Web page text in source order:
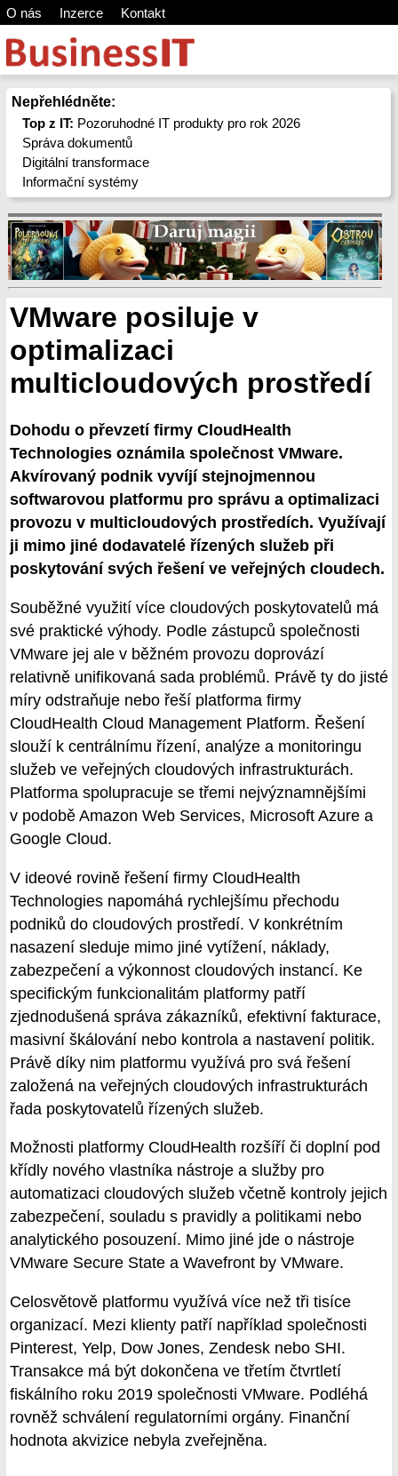
O nás Inzerce Kontakt
Nepřehlédněte:
Top z IT: Pozoruhodné IT produkty pro rok 2026
Správa dokumentů
Digitální transformace
Informační systémy
VMware posiluje v
optimalizaci
multicloudových prostředí
Dohodu o převzetí firmy CloudHealth
Technologies oznámila společnost VMware.
Akvírovaný podnik vyvíjí stejnojmennou
softwarovou platformu pro správu a optimalizaci
provozu v multicloudových prostředích. Využívají
ji mimo jiné dodavatelé řízených služeb při
poskytování svých řešení ve veřejných cloudech.
Souběžné využití více cloudových poskytovatelů má
své praktické výhody. Podle zástupců společnosti
VMware jej ale v běžném provozu doprovází
relativně unifikovaná sada problémů. Právě ty do jisté
míry odstraňuje nebo řeší platforma firmy
CloudHealth Cloud Management Platform. Řešení
slouží k centrálnímu řízení, analýze a monitoringu
služeb ve veřejných cloudových infrastrukturách.
Platforma spolupracuje se třemi nejvýznamnějšími
v podobě Amazon Web Services, Microsoft Azure a
Google Cloud.
V ideové rovině řešení firmy CloudHealth
Technologies napomáhá rychlejšímu přechodu
podniků do cloudových prostředí. V konkrétním
nasazení sleduje mimo jiné vytížení, náklady,
zabezpečení a výkonnost cloudových instancí. Ke
specifickým funkcionalitám platformy patří
zjednodušená správa zákazníků, efektivní fakturace,
masivní škálování nebo kontrola a nastavení politik.
Právě díky nim platformu využívá pro svá řešení
založená na veřejných cloudových infrastrukturách
řada poskytovatelů řízených služeb.
Možnosti platformy CloudHealth rozšíří či doplní pod
křídly nového vlastníka nástroje a služby pro
automatizaci cloudových služeb včetně kontroly jejich
zabezpečení, souladu s pravidly a politikami nebo
analytického posouzení. Mimo jiné jde o nástroje
VMware Secure State a Wavefront by VMware.
Celosvětově platformu využívá více než tři tisíce
organizací. Mezi klienty patří například společnosti
Pinterest, Yelp, Dow Jones, Zendesk nebo SHI.
Transakce má být dokončena ve třetím čtvrtletí
fiskálního roku 2019 společnosti VMware. Podléhá
rovněž schválení regulatorními orgány. Finanční
hodnota akvizice nebyla zveřejněna.